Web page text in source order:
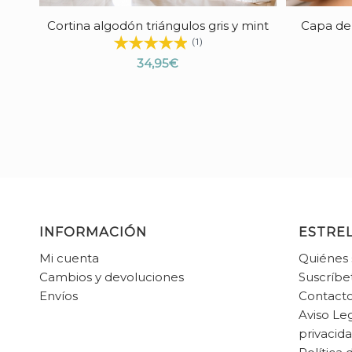
5.00
Cortina algodón triángulos gris y mint
(1)
34,95€
Capa
INFORMACIÓN
Mi cuenta
Cambios y devoluciones
Envíos
Quiénes
Aviso